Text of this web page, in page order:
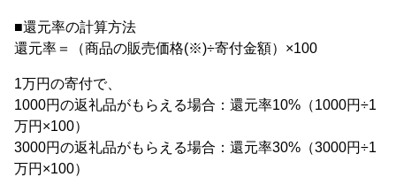
■還元率の計算方法
還元率＝（商品の販売価格(※)÷寄付金額）×100
1万円の寄付で、
1000円の返礼品がもらえる場合：還元率10%（1000円÷1
万円×100）
3000円の返礼品がもらえる場合：還元率30%（3000円÷1
万円×100）